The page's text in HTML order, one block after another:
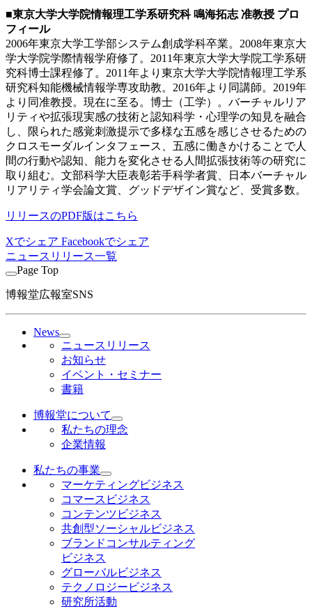
■東京大学大学院情報理工学系研究科 鳴海拓志 准教授 プロ
フィール
2006年東京大学工学部システム創成学科卒業。2008年東京大
学大学院学際情報学府修了。2011年東京大学大学院工学系研
究科博士課程修了。2011年より東京大学大学院情報理工学系
研究科知能機械情報学専攻助教。2016年より同講師。2019年
より同准教授。現在に至る。博士（工学）。バーチャルリア
リティや拡張現実感の技術と認知科学・心理学の知見を融合
し、限られた感覚刺激提示で多様な五感を感じさせるための
クロスモーダルインタフェース、五感に働きかけることで人
間の行動や認知、能力を変化させる人間拡張技術等の研究に
取り組む。文部科学大臣表彰若手科学者賞、日本バーチャル
リアリティ学会論文賞、グッドデザイン賞など、受賞多数。
リリースのPDF版はこちら
Xでシェア Facebookでシェア
ニュースリリース一覧
Page Top
博報堂広報室SNS
News
ニュースリリース
お知らせ
イベント・セミナー
書籍
博報堂について
私たちの理念
企業情報
私たちの事業
マーケティングビジネス
コマースビジネス
コンテンツビジネス
共創型ソーシャルビジネス
ブランドコンサルティング
ビジネス
グローバルビジネス
テクノロジービジネス
研究所活動